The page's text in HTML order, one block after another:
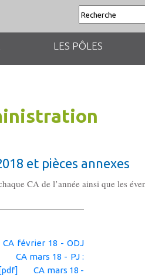
LES PÔLES
et pièces annexes
CA de l’année ainsi que les
CA février 18 - ODJ
CA mars 18 - PJ :
CA mars 18 -